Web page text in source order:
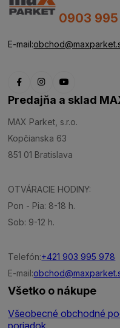
0903 995
E-mail:
Predajňa a sklad
MAX Parket, s.r.o.
Kopčianska 63
851 01 Bratislava
OTVÁRACIE HODINY:
Pon - Pia: 8-18 h.
Sob: 9-12 h.
Telefón:+421 903 995 978
E-mail:
Všetko o nákupe
Všeobecné obchodné
poriadok